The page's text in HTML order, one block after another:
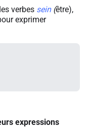
verbes sein(être),
exprimer
expressions